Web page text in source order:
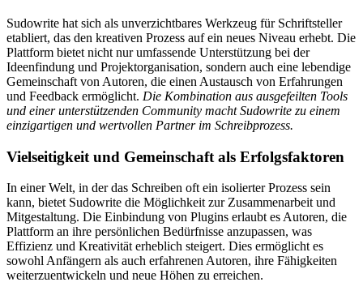
Sudowrite hat sich als unverzichtbares Werkzeug für Schriftsteller
etabliert, das den kreativen Prozess auf ein neues Niveau erhebt. Die
Plattform bietet nicht nur umfassende Unterstützung bei der
Ideenfindung und Projektorganisation, sondern auch eine lebendige
Gemeinschaft von Autoren, die einen Austausch von Erfahrungen
und Feedback ermöglicht. Die Kombination aus ausgefeilten Tools
und einer unterstützenden Community macht Sudowrite zu einem
einzigartigen und wertvollen Partner im Schreibprozess.
Vielseitigkeit und Gemeinschaft als Erfolgsfaktoren
In einer Welt, in der das Schreiben oft ein isolierter Prozess sein
kann, bietet Sudowrite die Möglichkeit zur Zusammenarbeit und
Mitgestaltung. Die Einbindung von Plugins erlaubt es Autoren, die
Plattform an ihre persönlichen Bedürfnisse anzupassen, was
Effizienz und Kreativität erheblich steigert. Dies ermöglicht es
sowohl Anfängern als auch erfahrenen Autoren, ihre Fähigkeiten
weiterzuentwickeln und neue Höhen zu erreichen.